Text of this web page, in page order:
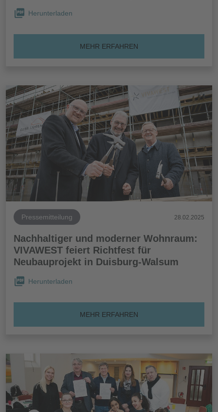
Herunterladen
MEHR ERFAHREN
Pressemitteilung 28.02.2025
Nachhaltiger und moderner Wohnraum:
VIVAWEST feiert Richtfest für
Neubauprojekt in Duisburg-Walsum
Herunterladen
MEHR ERFAHREN